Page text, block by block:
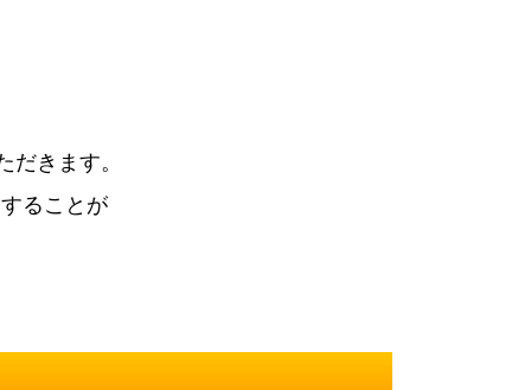
きます。
ることが